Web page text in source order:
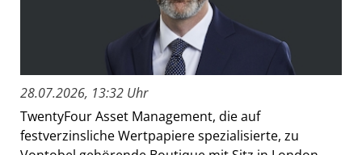
28.07.2026, 13:32 Uhr
TwentyFour Asset Management, die auf
festverzinsliche Wertpapiere spezialisierte, zu